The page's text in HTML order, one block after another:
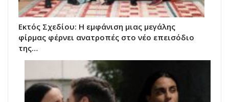
Εκτός Σχεδίου: Η εμφάνιση μιας μεγάλης
φίρμας φέρνει ανατροπές στο νέο επεισόδιο
της…